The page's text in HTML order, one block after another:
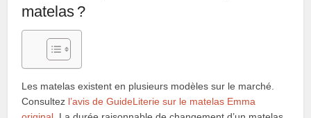
matelas ?
Les matelas existent en plusieurs modèles sur le marché.
Consultez l’avis de GuideLiterie sur le matelas Emma